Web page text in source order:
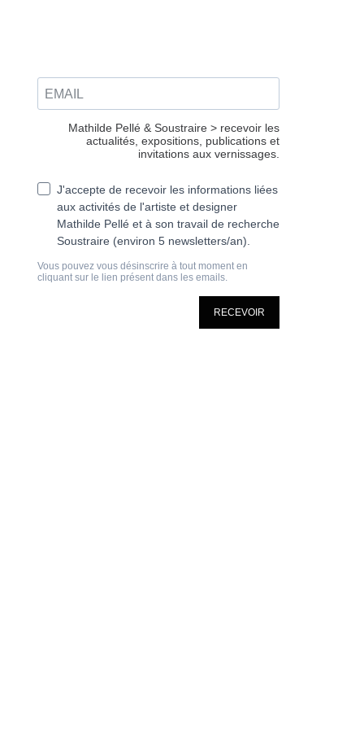
Mathilde Pellé & Soustraire > recevoir les
actualités, expositions, publications et
invitations aux vernissages.
J'accepte de recevoir les informations liées
aux activités de l'artiste et designer
Mathilde Pellé et à son travail de recherche
Soustraire (environ 5 newsletters/an).
Vous pouvez vous désinscrire à tout moment en
cliquant sur le lien présent dans les emails.
RECEVOIR